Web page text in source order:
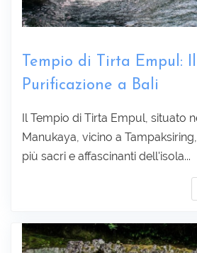
Raccogliere informazioni :
Tempio di Tirta Empul:
Purificazione a Bali
Il Tempio di Tirta Empul, situato
Manukaya, vicino a
più sacri e affascinanti dell'isola...